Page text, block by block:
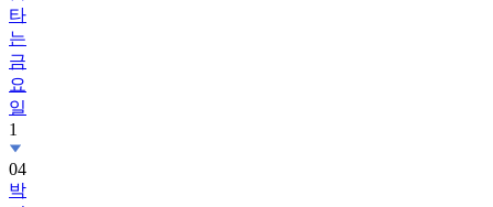
금
요
일
1
04
박
지
현